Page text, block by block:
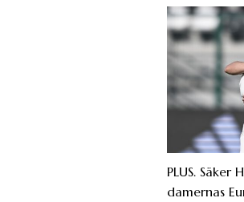
PLUS. Säker
damernas